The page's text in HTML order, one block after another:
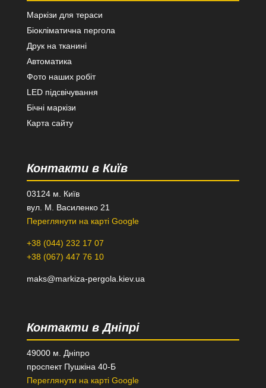
Маркізи для тераси
Біокліматична пергола
Друк на тканині
Автоматика
Фото наших робіт
LED підсвічування
Бічні маркізи
Карта сайту
Контакти в Київ
03124 м. Київ
вул. М. Василенко 21
Переглянути на карті Google
+38 (044) 232 17 07
+38 (067) 447 76 10
maks@markiza-pergola.kiev.ua
Контакти в Дніпрі
49000 м. Дніпро
проспект Пушкіна 40-Б
Переглянути на карті Google